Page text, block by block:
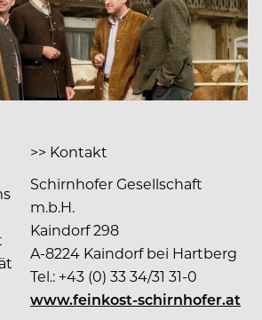
>> Kontakt
Schirnhofer Gesellschaft
m.b.H.
Kaindorf 298
A-8224 Kaindorf bei Hartberg
Tel.: +43 (0) 33 34/31 31-0
www.feinkost-schirnhofer.at